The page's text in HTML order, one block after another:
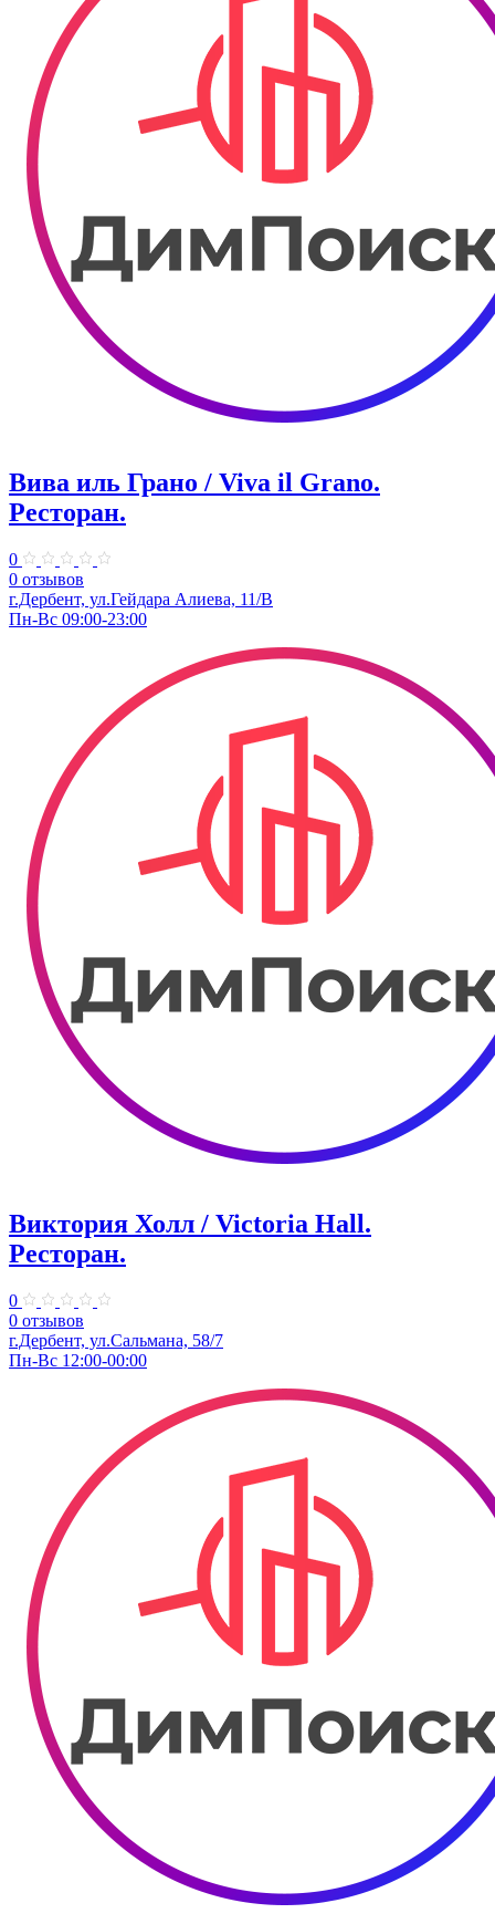
Вива иль Грано / Viva il Grano.
Ресторан.
0
0 отзывов
г.Дербент, ул.Гейдара Алиева, 11/В
Пн-Вс 09:00-23:00
Виктория Холл / Victoria Hall.
Ресторан.
0
0 отзывов
г.Дербент, ул.Сальмана, 58/7
Пн-Вс 12:00-00:00